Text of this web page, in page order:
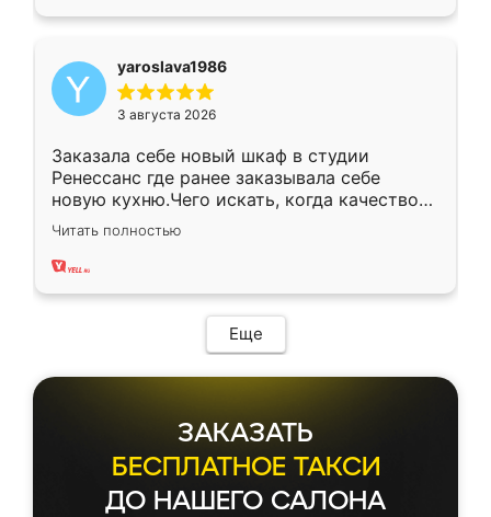
yaroslava1986
3 августа 2026
Заказала себе новый шкаф в студии
Ренессанс где ранее заказывала себе
новую кухню.Чего искать, когда качеством
вполне довольна. Служит кухня уже почти
два года, нареканий нет.
Читать полностью
Еще
ЗАКАЗАТЬ
БЕСПЛАТНОЕ ТАКСИ
ДО НАШЕГО САЛОНА